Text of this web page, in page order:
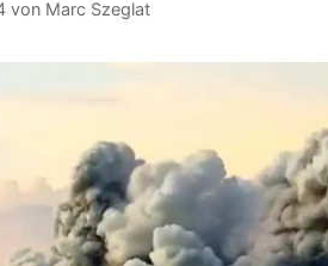
von Marc Szeglat